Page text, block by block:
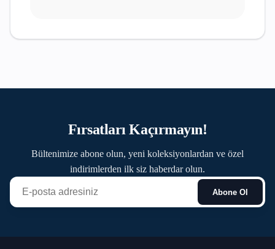
Fırsatları Kaçırmayın!
Bültenimize abone olun, yeni koleksiyonlardan ve özel
indirimlerden ilk siz haberdar olun.
Abone Ol